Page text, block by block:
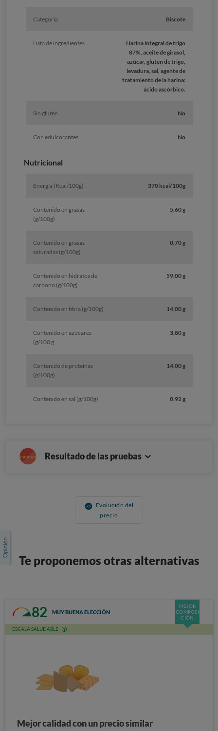
Categoría Biscote
Lista de ingredientes
Harina integral de trigo
87%, aceite de girasol,
azúcar, gluten de trigo,
levadura, sal, agente de
tratamiento de la harina:
ácido ascórbico.
Sin gluten No
Con edulcorantes No
Nutricional
Energía (Kcal/100g) 370 kcal/100g
Contenido en grasas
(g/100g)
5,60 g
Contenido en grasas
saturadas (g/100g)
0,70 g
Contenido en hidratos de
carbono (g/100g)
59,00 g
Contenido en fibra (g/100g) 14,00 g
Contenido en azúcares
(g/100 g
3,80 g
Contenido de proteínas
(g/100g)
14,00 g
Contenido en sal (g/100g) 0,92 g
Resultado de las pruebas
Evolución del
precio
Te proponemos otras alternativas
82 MUY BUENA ELECCIÓN
MEJOR
COMPOSI
CIÓN
ESCALA SALUDABLE
Mejor calidad con un precio similar